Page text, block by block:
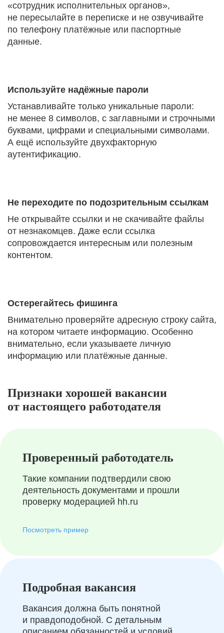
«сотрудник исполнительных органов»,
не пересылайте в переписке и не озвучивайте
по телефону платёжные или паспортные
данные.
Используйте надёжные пароли
Устанавливайте только уникальные пароли:
не менее 8 символов, с заглавными и строчными
буквами, цифрами и специальными символами.
А ещё используйте двухфакторную
аутентификацию.
Не переходите по подозрительным ссылкам
Не открывайте ссылки и не скачивайте файлы
от незнакомцев. Даже если ссылка
сопровождается интересным или полезным
контентом.
Остерегайтесь фишинга
Внимательно проверяйте адресную строку сайта,
на котором читаете информацию. Особенно
внимательно, если указываете личную
информацию или платёжные данные.
Признаки хорошей вакансии
от настоящего работодателя
Проверенный работодатель
Такие компании подтвердили свою
деятельность документами и прошли
проверку модерацией hh.ru
Посмотреть пример
Подробная вакансия
Вакансия должна быть понятной
и правдоподобной. С детальным